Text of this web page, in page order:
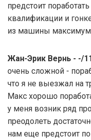
предстоит
квалификации и
из машины
Жан-Эрик Вернь - -/
очень сложной -
что я не выезжал на
Макс хорошо
у меня возник ряд
преодолеть
нам еще предстоит